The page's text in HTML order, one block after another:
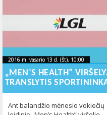
2016 m. vasario 13 d. (Št), 10:00
2023-10-17T22:23:40+00:00
2016 m. vasario 13 d. (Št), 10:00
„MEN’S HEALTH”
TRANSLYTIS
Ant balandžio mėnesio vokiečių